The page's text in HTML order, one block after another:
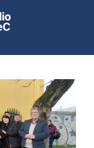
en vivo